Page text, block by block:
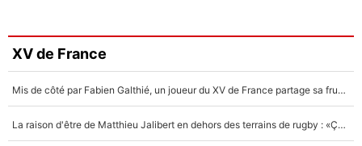
XV de France
Mis de côté par Fabien Galthié, un joueur du XV de France partage sa frustration : «ils ne me l’ont pas dit tout de suite»
La raison d'être de Matthieu Jalibert en dehors des terrains de rugby : «Ça m'atteint autant que si tu touches à un membre de ma famille»